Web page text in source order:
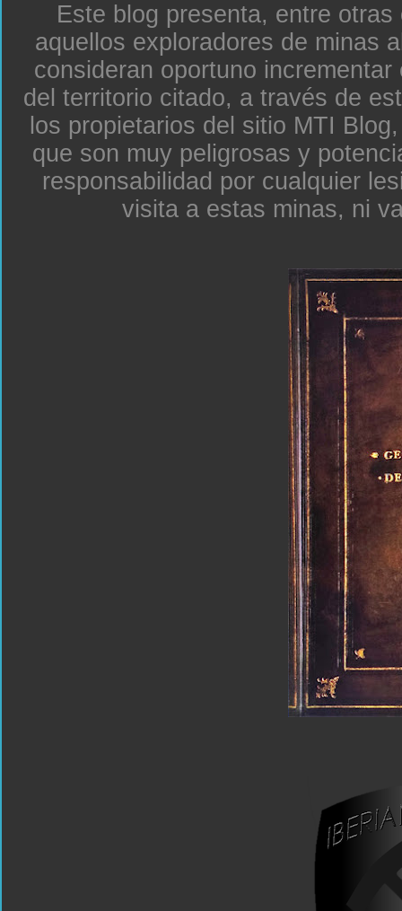
Este blog presenta, entre
aquellos exploradores de minas
consideran oportuno
del territorio citado, a través de
los propietarios del sitio MTI
que son muy peligrosas y
responsabilidad por cualquier
visita a estas minas, ni